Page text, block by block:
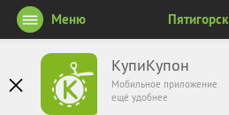
КупиКупон
Мобильное приложение
ещё удобнее
Меню Пятигорск